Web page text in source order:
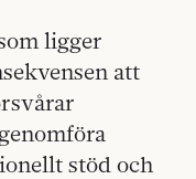
ligger
att
stöd och